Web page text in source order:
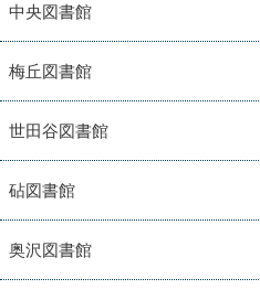
中央図書館
梅丘図書館
世田谷図書館
砧図書館
奥沢図書館